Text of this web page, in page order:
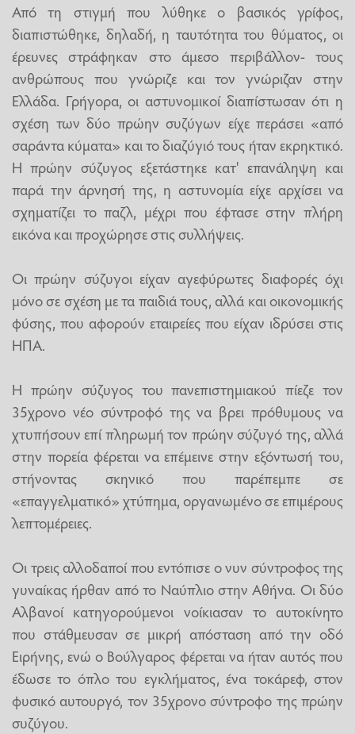
Από τη στιγμή που λύθηκε ο βασικός γρίφος,
διαπιστώθηκε, δηλαδή, η ταυτότητα του θύματος, οι
έρευνες στράφηκαν στο άμεσο περιβάλλον- τους
ανθρώπους που γνώριζε και τον γνώριζαν στην
Ελλάδα. Γρήγορα, οι αστυνομικοί διαπίστωσαν ότι η
σχέση των δύο πρώην συζύγων είχε περάσει «από
σαράντα κύματα» και το διαζύγιό τους ήταν εκρηκτικό.
Η πρώην σύζυγος εξετάστηκε κατ' επανάληψη και
παρά την άρνησή της, η αστυνομία είχε αρχίσει να
σχηματίζει το παζλ, μέχρι που έφτασε στην πλήρη
εικόνα και προχώρησε στις συλλήψεις.
Οι πρώην σύζυγοι είχαν αγεφύρωτες διαφορές όχι
μόνο σε σχέση με τα παιδιά τους, αλλά και οικονομικής
φύσης, που αφορούν εταιρείες που είχαν ιδρύσει στις
ΗΠΑ.
Η πρώην σύζυγος του πανεπιστημιακού πίεζε τον
35χρονο νέο σύντροφό της να βρει πρόθυμους να
χτυπήσουν επί πληρωμή τον πρώην σύζυγό της, αλλά
στην πορεία φέρεται να επέμεινε στην εξόντωσή του,
στήνοντας σκηνικό που παρέπεμπε σε
«επαγγελματικό» χτύπημα, οργανωμένο σε επιμέρους
λεπτομέρειες.
Οι τρεις αλλοδαποί που εντόπισε ο νυν σύντροφος της
γυναίκας ήρθαν από το Ναύπλιο στην Αθήνα. Οι δύο
Αλβανοί κατηγορούμενοι νοίκιασαν το αυτοκίνητο
που στάθμευσαν σε μικρή απόσταση από την οδό
Ειρήνης, ενώ ο Βούλγαρος φέρεται να ήταν αυτός που
έδωσε το όπλο του εγκλήματος, ένα τοκάρεφ, στον
φυσικό αυτουργό, τον 35χρονο σύντροφο της πρώην
συζύγου.